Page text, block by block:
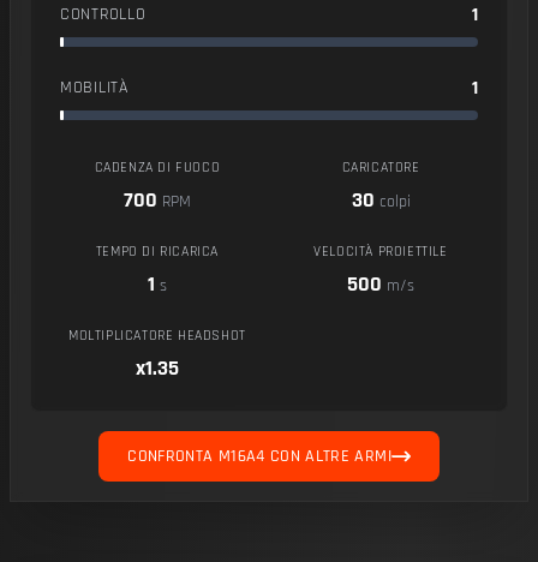
CONTROLLO 1
MOBILITÀ 1
CADENZA DI FUOCO
700 RPM
CARICATORE
30 colpi
TEMPO DI RICARICA
1 s
VELOCITÀ PROIETTILE
500 m/s
MOLTIPLICATORE HEADSHOT
x1.35
CONFRONTA M16A4 CON ALTRE ARMI